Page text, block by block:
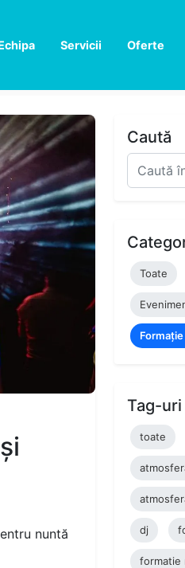
Servicii Oferte
nuntă
Caută
Toate
Tag-uri
toate
dj
formatie